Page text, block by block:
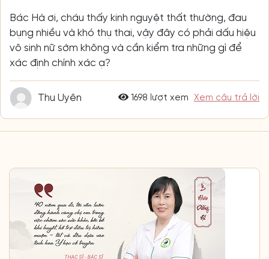
Bác Hà ơi, cháu thấy kinh nguyệt thất thường, đau
bụng nhiều và khó thụ thai, vậy đây có phải dấu hiệu
vô sinh nữ sớm không và cần kiểm tra những gì để
xác định chính xác ạ?
Thu Uyên 1698 lượt xem Xem câu trả lời